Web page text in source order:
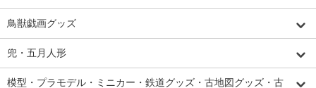
鳥獣戯画グッズ
兜・五月人形
模型・プラモデル・ミニカー・鉄道グッズ・古地図グッズ・古